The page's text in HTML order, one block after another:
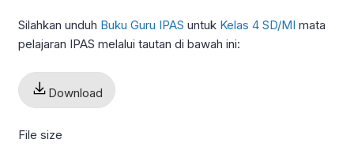
Silahkan unduh Buku Guru IPAS untuk Kelas 4 SD/MI mata
pelajaran IPAS melalui tautan di bawah ini:
Download
File size